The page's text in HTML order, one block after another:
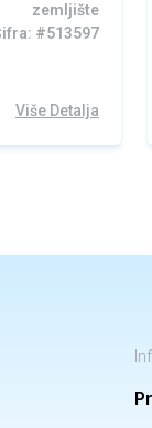
zemljište
#513597
Više Detalja